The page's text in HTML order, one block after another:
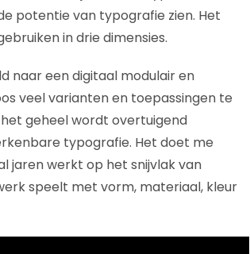
potentie van typografie zien. Het
in drie dimensies.
naar een digitaal modulair en
veel varianten en toepassingen te
geheel wordt overtuigend
typografie. Het doet me
jaren werkt op het snijvlak van
speelt met vorm, materiaal, kleur